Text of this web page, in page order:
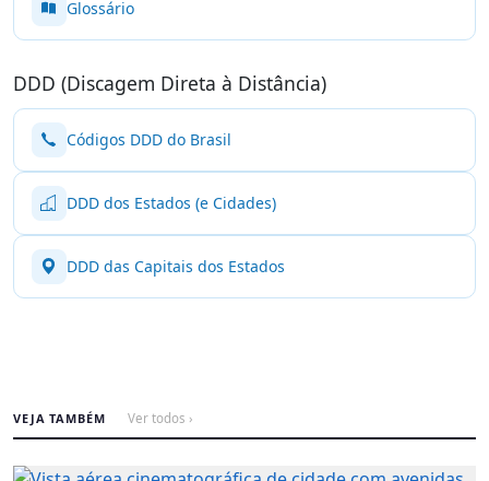
Glossário
DDD (Discagem Direta à Distância)
Códigos DDD do Brasil
DDD dos Estados (e Cidades)
DDD das Capitais dos Estados
VEJA TAMBÉM Ver todos ›